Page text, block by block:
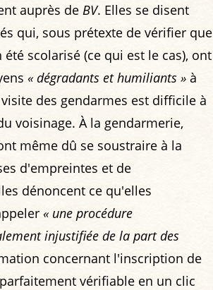
auprès de BV. Elles se disent
qui, sous prétexte de vérifier que
scolarisé (ce qui est le cas), ont
« dégradants et humiliants » à
des gendarmes est difficile à
voisinage. À la gendarmerie,
même dû se soustraire à la
d'empreintes et de
dénoncent ce qu'elles
« une procédure
injustifiée de la part des
concernant l'inscription de
vérifiable en un clic